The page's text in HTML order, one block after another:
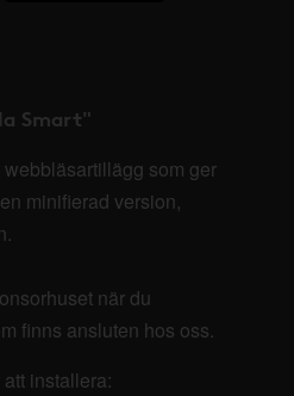
Smart"
som ger
minifierad version,
när du
finns ansluten hos oss.
installera: